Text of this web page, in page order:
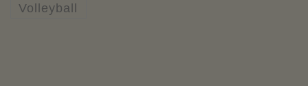
Volleyball